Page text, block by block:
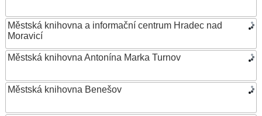
Městská knihovna a informační centrum Hradec nad
Moravicí
Městská knihovna Antonína Marka Turnov
Městská knihovna Benešov